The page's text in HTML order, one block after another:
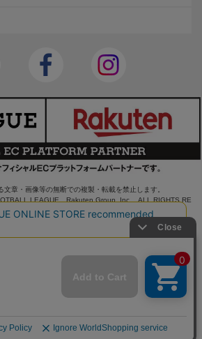
文章・画像等の無断での複製・転載を禁止します。
LEAGUE Rakuten Group, Inc. ALL RIGHTS RE
SERVED.